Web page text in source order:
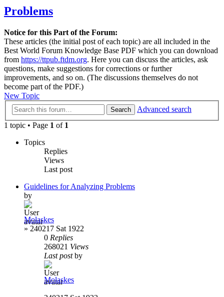
Problems
Notice for this Part of the Forum:
These articles (the initial post of each topic) are all included in the
Best World Forum Knowledge Base PDF which you can download
from https://ttpub.ftdm.org. Here you can discuss the articles, ask
questions, make suggestions for corrections or further
improvements, and so on. (The discussions themselves do not
become part of the PDF.)
New Topic
Search
Advanced search
1 topic • Page 1 of 1
Topics
Replies
Views
Last post
Guidelines for Analyzing Problems
by
Molaskes
» 240217 Sat 1922
0 Replies
268021 Views
Last postby
Molaskes